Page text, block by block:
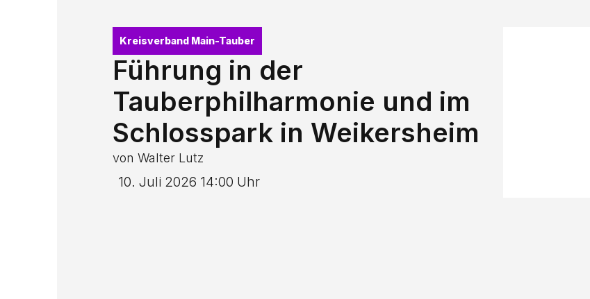
Kreisverband Main-Tauber
Führung in der
Tauberphilharmonie und im
Schlosspark in Weikersheim
von Walter Lutz
10. Juli 2026 14:00 Uhr